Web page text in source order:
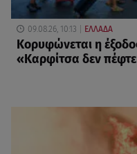
09.08.26, 10:13 ΕΛΛΑΔΑ
Κορυφώνεται η
«Καρφίτσα δεν